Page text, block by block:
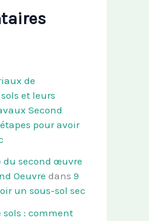
de
et leurs
Second
pour avoir
du second œuvre
Oeuvre dans 9
un sous-sol sec
sols : comment